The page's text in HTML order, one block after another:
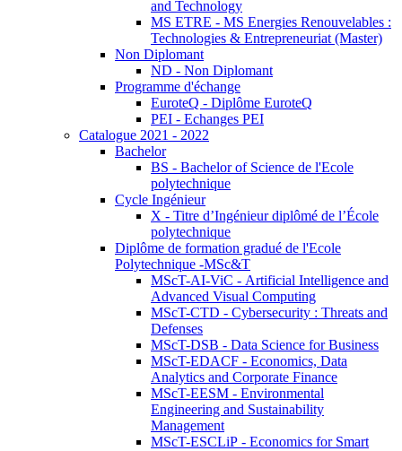
and Technology
MS ETRE - MS Energies Renouvelables :
Technologies & Entrepreneuriat (Master)
Non Diplomant
ND - Non Diplomant
Programme d'échange
EuroteQ - Diplôme EuroteQ
PEI - Echanges PEI
Catalogue 2021 - 2022
Bachelor
BS - Bachelor of Science de l'Ecole
polytechnique
Cycle Ingénieur
X - Titre d’Ingénieur diplômé de l’École
polytechnique
Diplôme de formation gradué de l'Ecole
Polytechnique -MSc&T
MScT-AI-ViC - Artificial Intelligence and
Advanced Visual Computing
MScT-CTD - Cybersecurity : Threats and
Defenses
MScT-DSB - Data Science for Business
MScT-EDACF - Economics, Data
Analytics and Corporate Finance
MScT-EESM - Environmental
Engineering and Sustainability
Management
MScT-ESCLiP - Economics for Smart